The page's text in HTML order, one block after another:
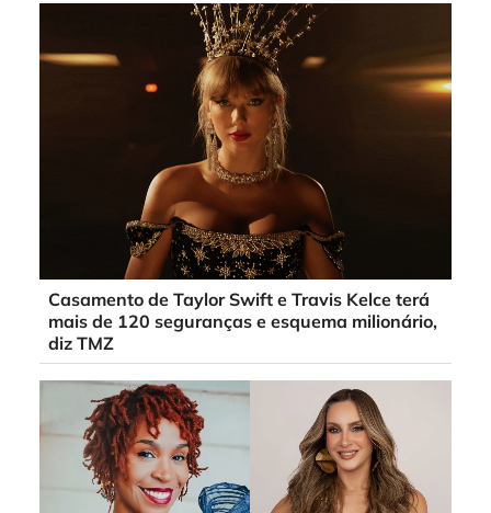
Casamento de Taylor Swift e Travis Kelce terá
mais de 120 seguranças e esquema milionário,
diz TMZ